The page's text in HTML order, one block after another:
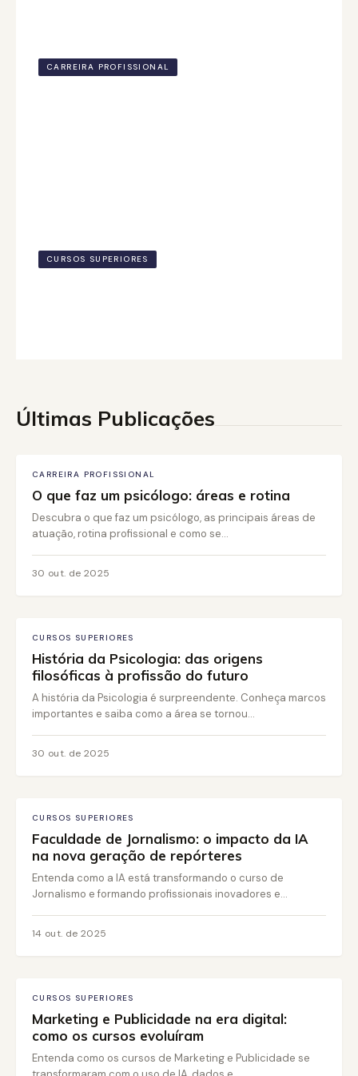
CARREIRA PROFISSIONAL
CURSOS SUPERIORES
Últimas Publicações
CARREIRA PROFISSIONAL
O que faz um psicólogo: áreas e rotina
Descubra o que faz um psicólogo, as principais áreas de
atuação, rotina profissional e como se...
30 out. de 2025
CURSOS SUPERIORES
História da Psicologia: das origens
filosóficas à profissão do futuro
A história da Psicologia é surpreendente. Conheça marcos
importantes e saiba como a área se tornou...
30 out. de 2025
CURSOS SUPERIORES
Faculdade de Jornalismo: o impacto da IA
na nova geração de repórteres
Entenda como a IA está transformando o curso de
Jornalismo e formando profissionais inovadores e...
14 out. de 2025
CURSOS SUPERIORES
Marketing e Publicidade na era digital:
como os cursos evoluíram
Entenda como os cursos de Marketing e Publicidade se